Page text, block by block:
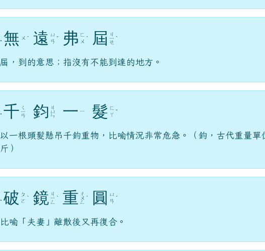
無 ㄨ ˊ 遠 ㄩ
ㄢ ˇ 弗 ㄈ
ㄨ ˊ 屆 ㄐ
ㄧ
ㄝ
ˋ
屆，到的意思；指沒有不能到達的地方。
千 ㄑ
ㄧ
ㄢ 鈞 ㄐ
ㄩ
ㄣ 一 ㄧ 髮 ㄈ
ㄚ ˇ
以一根頭髮懸吊千鈞重物，比喻情況非常危急。（鈞，古代重量單
斤）
破 ㄆ
ㄛ ˋ 鏡 ㄐ
ㄧ
ㄥ
ˋ 重 ㄔ
ㄨ
ㄥ
ˊ 圓
ㄩ
ㄢ ˊ
比喻「夫妻」離散後又再復合。